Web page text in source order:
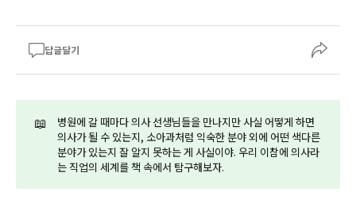
답글달기
📖
병원에 갈 때마다 의사 선생님들을 만나지만 사실 어떻게 하면
의사가 될 수 있는지, 소아과처럼 익숙한 분야 외에 어떤 색다른
분야가 있는지 잘 알지 못하는 게 사실이야. 우리 이참에 의사라
는 직업의 세계를 책 속에서 탐구해보자.